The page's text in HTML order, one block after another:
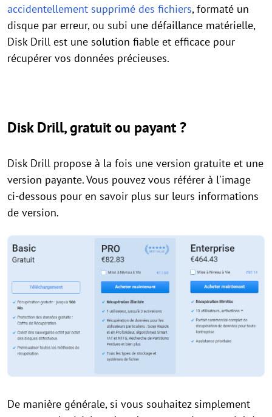
accidentellement supprimé des fichiers, formaté un
disque par erreur, ou subi une défaillance matérielle,
Disk Drill est une solution fiable et efficace pour
récupérer vos données précieuses.
Disk Drill, gratuit ou payant ?
Disk Drill propose à la fois une version gratuite et une
version payante. Vous pouvez vous référer à l'image
ci-dessous pour en savoir plus sur leurs informations
de version.
De manière générale, si vous souhaitez simplement